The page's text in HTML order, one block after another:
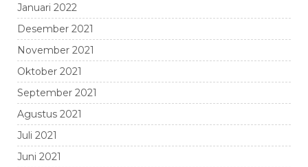
Januari 2022
Desember 2021
November 2021
Oktober 2021
September 2021
Agustus 2021
Juli 2021
Juni 2021